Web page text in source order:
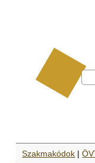
Szakmakódok |